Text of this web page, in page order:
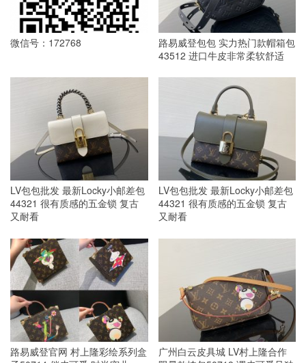
微信号：172768
路易威登包包 实力热门款帽箱包
43512 进口牛皮非常柔软舒适
LV包包批发 最新Locky小邮差包
44321 很有质感的五金锁 复古
又耐看
LV包包批发 最新Locky小邮差包
44321 很有质感的五金锁 复古
又耐看
路易威登官网 村上隆彩绘系列盒
广州白云皮具城 LV村上隆合作